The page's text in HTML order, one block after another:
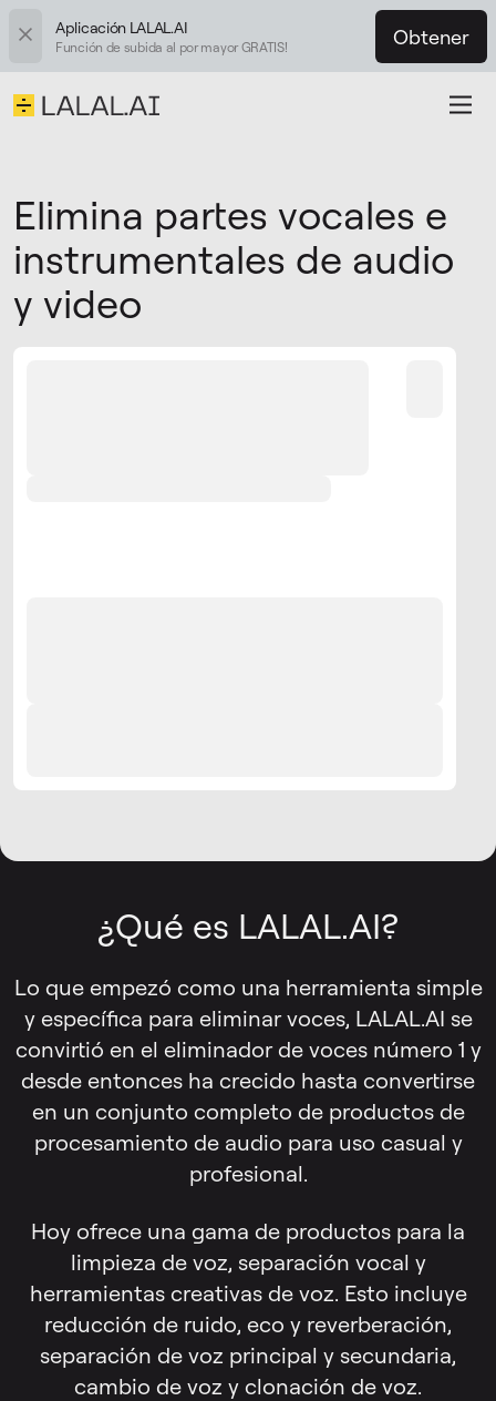
Aplicación LALAL.AI
Función de subida al por mayor GRATIS! Obtener
Elimina partes vocales e
instrumentales de audio
y video
¿Qué es LALAL.AI?
Lo que empezó como una herramienta simple
y específica para eliminar voces, LALAL.AI se
convirtió en el eliminador de voces número 1 y
desde entonces ha crecido hasta convertirse
en un conjunto completo de productos de
procesamiento de audio para uso casual y
profesional.
Hoy ofrece una gama de productos para la
limpieza de voz, separación vocal y
herramientas creativas de voz. Esto incluye
reducción de ruido, eco y reverberación,
separación de voz principal y secundaria,
cambio de voz y clonación de voz.